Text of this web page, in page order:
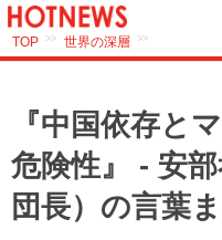
TOP >> 世界の深層 >>
『中国依存と
危険性』 - 安
団長）の言葉